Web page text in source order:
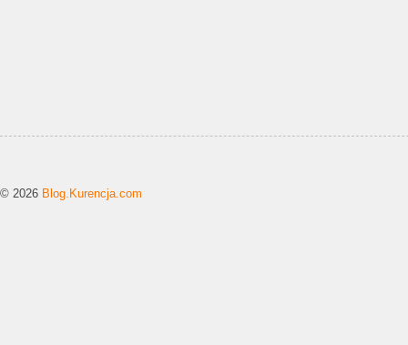
© 2026 Blog.Kurencja.com